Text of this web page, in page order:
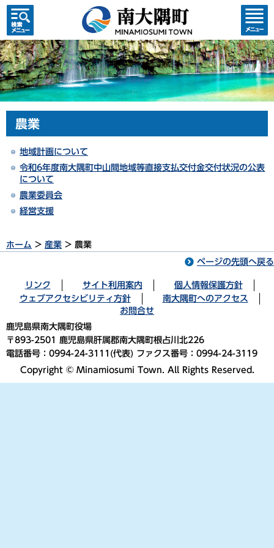
検索・
共通メ
ニュー
コンテ
ンツメ
ニュー
農業
地域計画について
令和6年度南大隅町中山間地域等直接支払交付金交付状況の公表
について
農業委員会
経営支援
ホーム > 産業 > 農業
ページの先頭へ戻る
リンク サイト利用案内
個人情報保護方針
ウェブアクセシビリティ方針
南大隅町へのアクセス
お問合せ
鹿児島県南大隅町役場
〒893-2501 鹿児島県肝属郡南大隅町根占川北226
電話番号：0994-24-3111(代表) ファクス番号：0994-24-3119
Copyright © Minamiosumi Town. All Rights Reserved.